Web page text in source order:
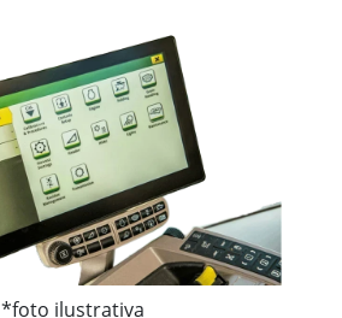
*foto ilustrativa